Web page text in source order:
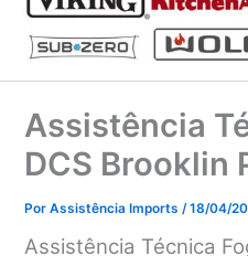
Assistência
DCS Brooklin
PorAssistência Imports/18/04/
Assistência Técnica